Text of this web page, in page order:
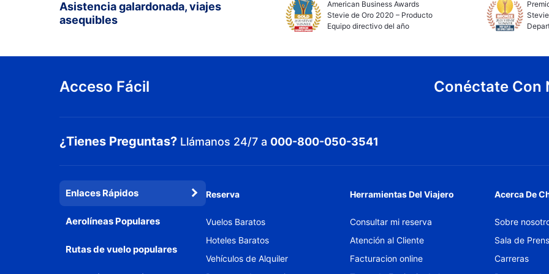
Asistencia galardonada, viajes
asequibles
American Business Awards
Stevie de Oro 2020 – Producto
Equipo directivo del año
Acceso Fácil Conéctate Con
¿Tienes Preguntas? Llámanos 24/7 a 000-800-050-3541
Enlaces Rápidos
Aerolíneas Populares
Rutas de vuelo populares
Reserva
Vuelos Baratos
Hoteles Baratos
Vehículos de Alquiler
Herramientas Del Viajero
Consultar mi reserva
Atención al Cliente
Facturacion online
Acerca De
Sobre
Sala de
Carreras